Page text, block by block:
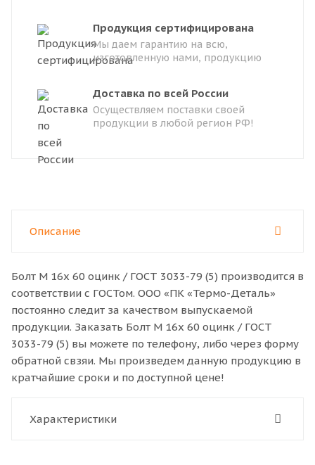
Продукция сертифицирована
Мы даем гарантию на всю,
изготовленную нами, продукцию
Доставка по всей России
Осуществляем поставки своей
продукции в любой регион РФ!
Описание
Болт M 16x 60 оцинк / ГОСТ 3033-79 (5) производится в
соответствии с ГОСТом. ООО «ПК «Термо-Деталь»
постоянно следит за качеством выпускаемой
продукции. Заказать Болт M 16x 60 оцинк / ГОСТ
3033-79 (5) вы можете по телефону, либо через форму
обратной свзяи. Мы произведем данную продукцию в
кратчайшие сроки и по доступной цене!
Характеристики